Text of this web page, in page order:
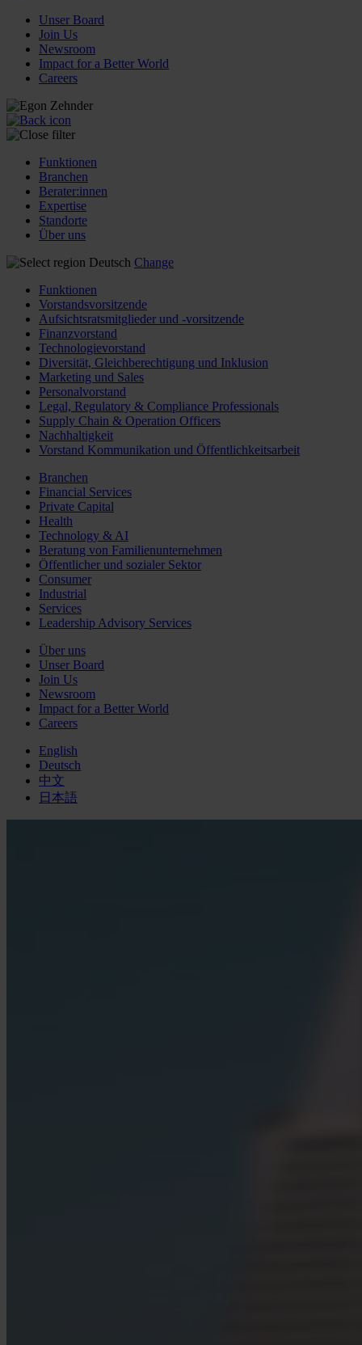
Unser Board
Join Us
Newsroom
Impact for a Better World
Careers
Funktionen
Branchen
Berater:innen
Expertise
Standorte
Über uns
Deutsch Change
Funktionen
Vorstandsvorsitzende
Aufsichtsratsmitglieder und -vorsitzende
Finanzvorstand
Technologievorstand
Diversität, Gleichberechtigung und Inklusion
Marketing und Sales
Personalvorstand
Legal, Regulatory & Compliance Professionals
Supply Chain & Operation Officers
Nachhaltigkeit
Vorstand Kommunikation und Öffentlichkeitsarbeit
Branchen
Financial Services
Private Capital
Health
Technology & AI
Beratung von Familienunternehmen
Öffentlicher und sozialer Sektor
Consumer
Industrial
Services
Leadership Advisory Services
Über uns
Unser Board
Join Us
Newsroom
Impact for a Better World
Careers
English
Deutsch
中文
日本語